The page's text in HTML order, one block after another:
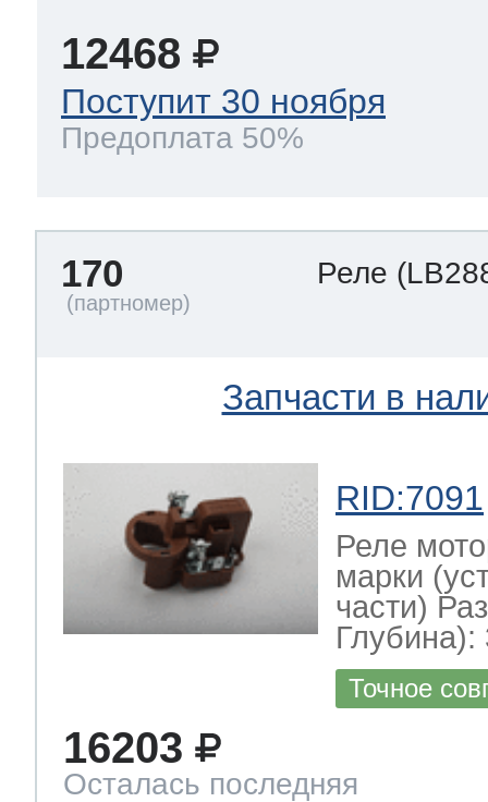
12468
Поступит 30 ноября
Предоплата 50%
170 Реле
Запчасти в
RID:7091
Реле
марки
части)
Глубина):
Точное
16203
Осталась последняя